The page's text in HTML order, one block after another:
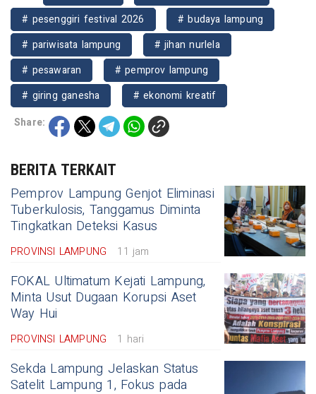
# pesenggiri festival 2026
# budaya lampung
# pariwisata lampung
# jihan nurlela
# pesawaran
# pemprov lampung
# giring ganesha
# ekonomi kreatif
Share:
BERITA TERKAIT
Pemprov Lampung Genjot Eliminasi
Tuberkulosis, Tanggamus Diminta
Tingkatkan Deteksi Kasus
PROVINSI LAMPUNG 11 jam
FOKAL Ultimatum Kejati Lampung,
Minta Usut Dugaan Korupsi Aset
Way Hui
PROVINSI LAMPUNG 1 hari
Sekda Lampung Jelaskan Status
Satelit Lampung 1, Fokus pada